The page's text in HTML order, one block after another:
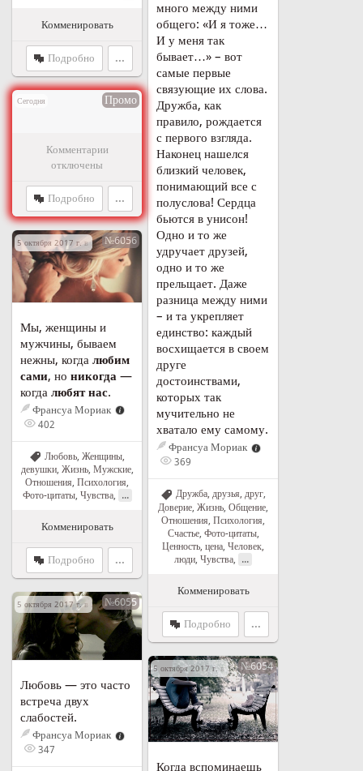
Комменировать
Подробно ...
много между ними
общего: «И я тоже…
И у меня так
бывает…» – вот
самые первые
связующие их слова.
Дружба, как
правило, рождается
с первого взгляда.
Наконец нашелся
близкий человек,
понимающий все с
полуслова! Сердца
бьются в унисон!
Одно и то же
удручает друзей,
одно и то же
прельщает. Даже
разница между ними
– и та укрепляет
единство: каждый
восхищается в своем
друге
достоинствами,
которых так
мучительно не
хватало ему самому.
Франсуа Мориак
369
Дружба, друзья, друг,
Доверие Жизнь Общение
Отношения Психология
Счастье, Фото-цитаты,
Ценность, цена Человек,
люди Чувства ...
Комменировать
Подробно ...
Сегодня Промо
Комментарии
отключены
Подробно ...
5 октября 2017 г. в 20:33№6056
Мы, женщины и
мужчины, бываем
нежны, когда любим
сами, но никогда —
когда любят нас.
Франсуа Мориак
402
Любовь Женщины,
девушки, Жизнь, Мужские,
Отношения, Психология,
Фото-цитаты, Чувства, ...
Комменировать
Подробно ...
5 октября 2017 г. в 20:30№6055
Любовь — это часто
встреча двух
слабостей.
Франсуа Мориак
347
5 октября 2017 г. в 20:23№6054
Когда вспоминаешь